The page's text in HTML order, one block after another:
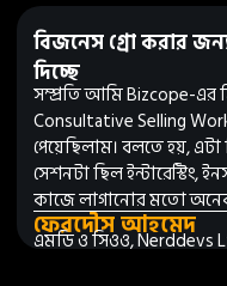
বিজনেস গ্রো করার
দিচ্ছে
সম্প্রতি আমি Bizcope-
Consultative Selling
পেয়েছিলাম। বলতে হয়,
সেশনটা ছিল ইন্টারেস্টিং,
কাজে লাগানোর মতো অনেক
ফেরদৌস আহমেদ
এমডি ও সিওও, Nerddevs